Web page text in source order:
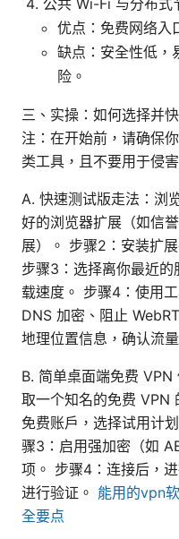
优点：免费网络入
缺点：安全性低，
险。
三、实操：如何选择并
注：在开始前，请确保
类工具，且不要用于侵
A. 快速测试版走法：浏
好的浏览器扩展（如信
展）。 步骤2：安装扩
步骤3：选择离你最近
载速度。 步骤4：使用
DNS 加密、阻止
地理位置信息，确认流
B. 简单桌面端免费 VPN
取一个知名的免费 VPN
免费账户，选择试用计
骤3：启用强加密（如
项。 步骤4：连接后，
进行验证。 能用的vpn
全要点